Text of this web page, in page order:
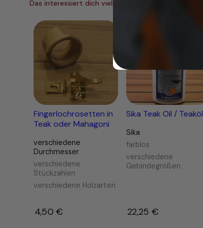
Das interessiert dich vielleicht …
Fingerlochrosetten in
Teak oder Mahagoni
verschiedene
Durchmesser
verschiedene
Stückzahlen
verschiedene Holzarten
4,50€
Sika Teak Oil / Teaköl
Sika
farblos
verschiedene
Gebindegrößen
22,25 €